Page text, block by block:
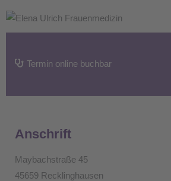
Termin online buchbar
Anschrift
Maybachstraße 45
45659 Recklinghausen